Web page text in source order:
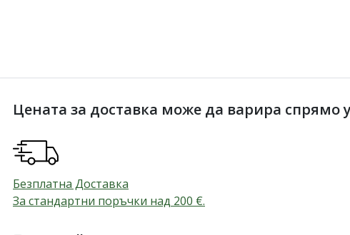
Цената за доставка може да варира спрямо
Безплатна Доставка
За стандартни поръчки над 200 €.